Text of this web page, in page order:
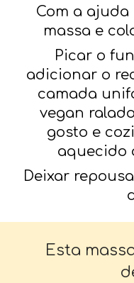
Com a
massa e
Picar o
adicionar o
camada
vegan
gosto e
aquecido
Deixar
Esta